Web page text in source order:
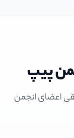
پیپ
اعضای انجمن